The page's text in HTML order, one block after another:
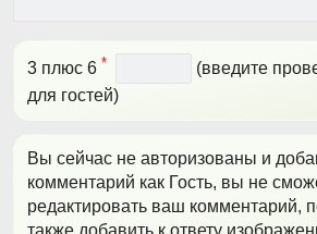
3 плюс 6 *
(введите
для гостей)
Вы сейчас не авторизованы и
комментарий как Гость, вы не
редактировать ваш комментарий,
также добавить к ответу